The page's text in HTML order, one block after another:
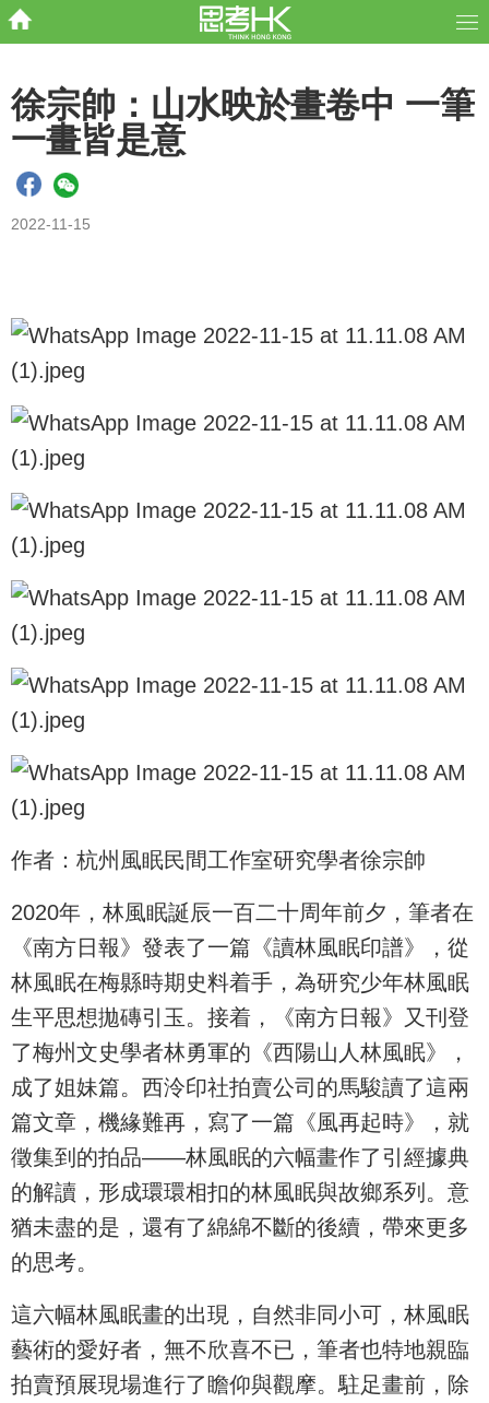
徐宗帥：山水映於畫卷中 一筆
一畫皆是意
2022-11-15
作者：杭州風眠民間工作室研究學者徐宗帥
2020年，林風眠誕辰一百二十周年前夕，筆者在
《南方日報》發表了一篇《讀林風眠印譜》，從
林風眠在梅縣時期史料着手，為研究少年林風眠
生平思想拋磚引玉。接着，《南方日報》又刊登
了梅州文史學者林勇軍的《西陽山人林風眠》，
成了姐妹篇。西泠印社拍賣公司的馬駿讀了這兩
篇文章，機緣難再，寫了一篇《風再起時》，就
徵集到的拍品——林風眠的六幅畫作了引經據典
的解讀，形成環環相扣的林風眠與故鄉系列。意
猶未盡的是，還有了綿綿不斷的後續，帶來更多
的思考。
這六幅林風眠畫的出現，自然非同小可，林風眠
藝術的愛好者，無不欣喜不已，筆者也特地親臨
拍賣預展現場進行了瞻仰與觀摩。駐足畫前，除